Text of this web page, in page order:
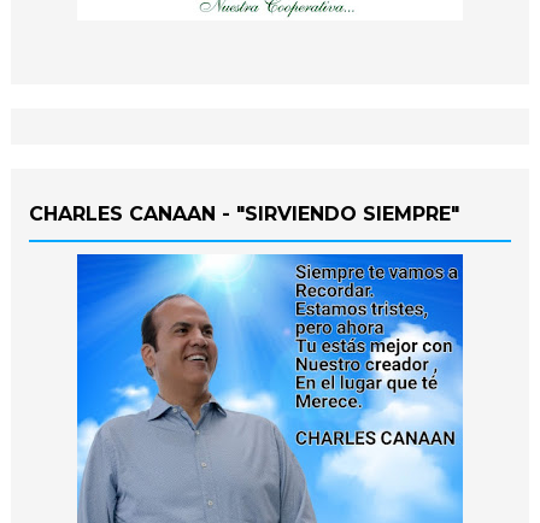
CHARLES CANAAN - "SIRVIENDO SIEMPRE"